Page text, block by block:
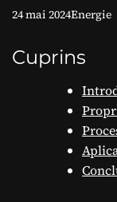
24 mai 2024Energie
Cuprins